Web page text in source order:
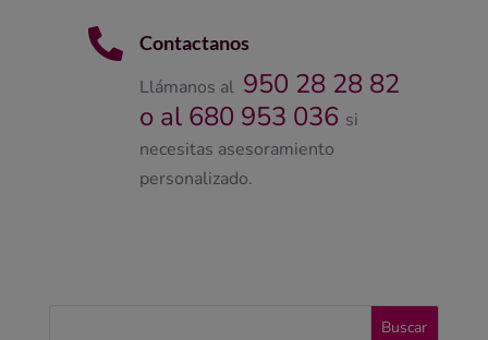

Contactanos
Llámanos al 950 28 28 82
o al 680 953 036 si
necesitas asesoramiento
personalizado.